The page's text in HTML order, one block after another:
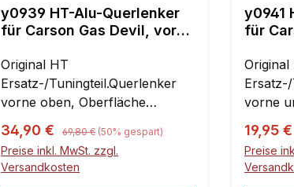
y0939 HT-Alu-Querlenker
für Carson Gas Devil, vorne
Original HT
Ersatz-/Tuningteil.Querlenker
vorne oben, Oberfläche
trowalisiert,
Kunststofflagerbuchsen
austauschbar.Inhalt:2 Stück
Verkaufspreis:
34,90 € Regulärer Preis:
69,80 € (50% gespart)
Preise inkl. MwSt. zzgl.
Versandkosten
y0941
für
Original
vorne
19,95 €
Preise